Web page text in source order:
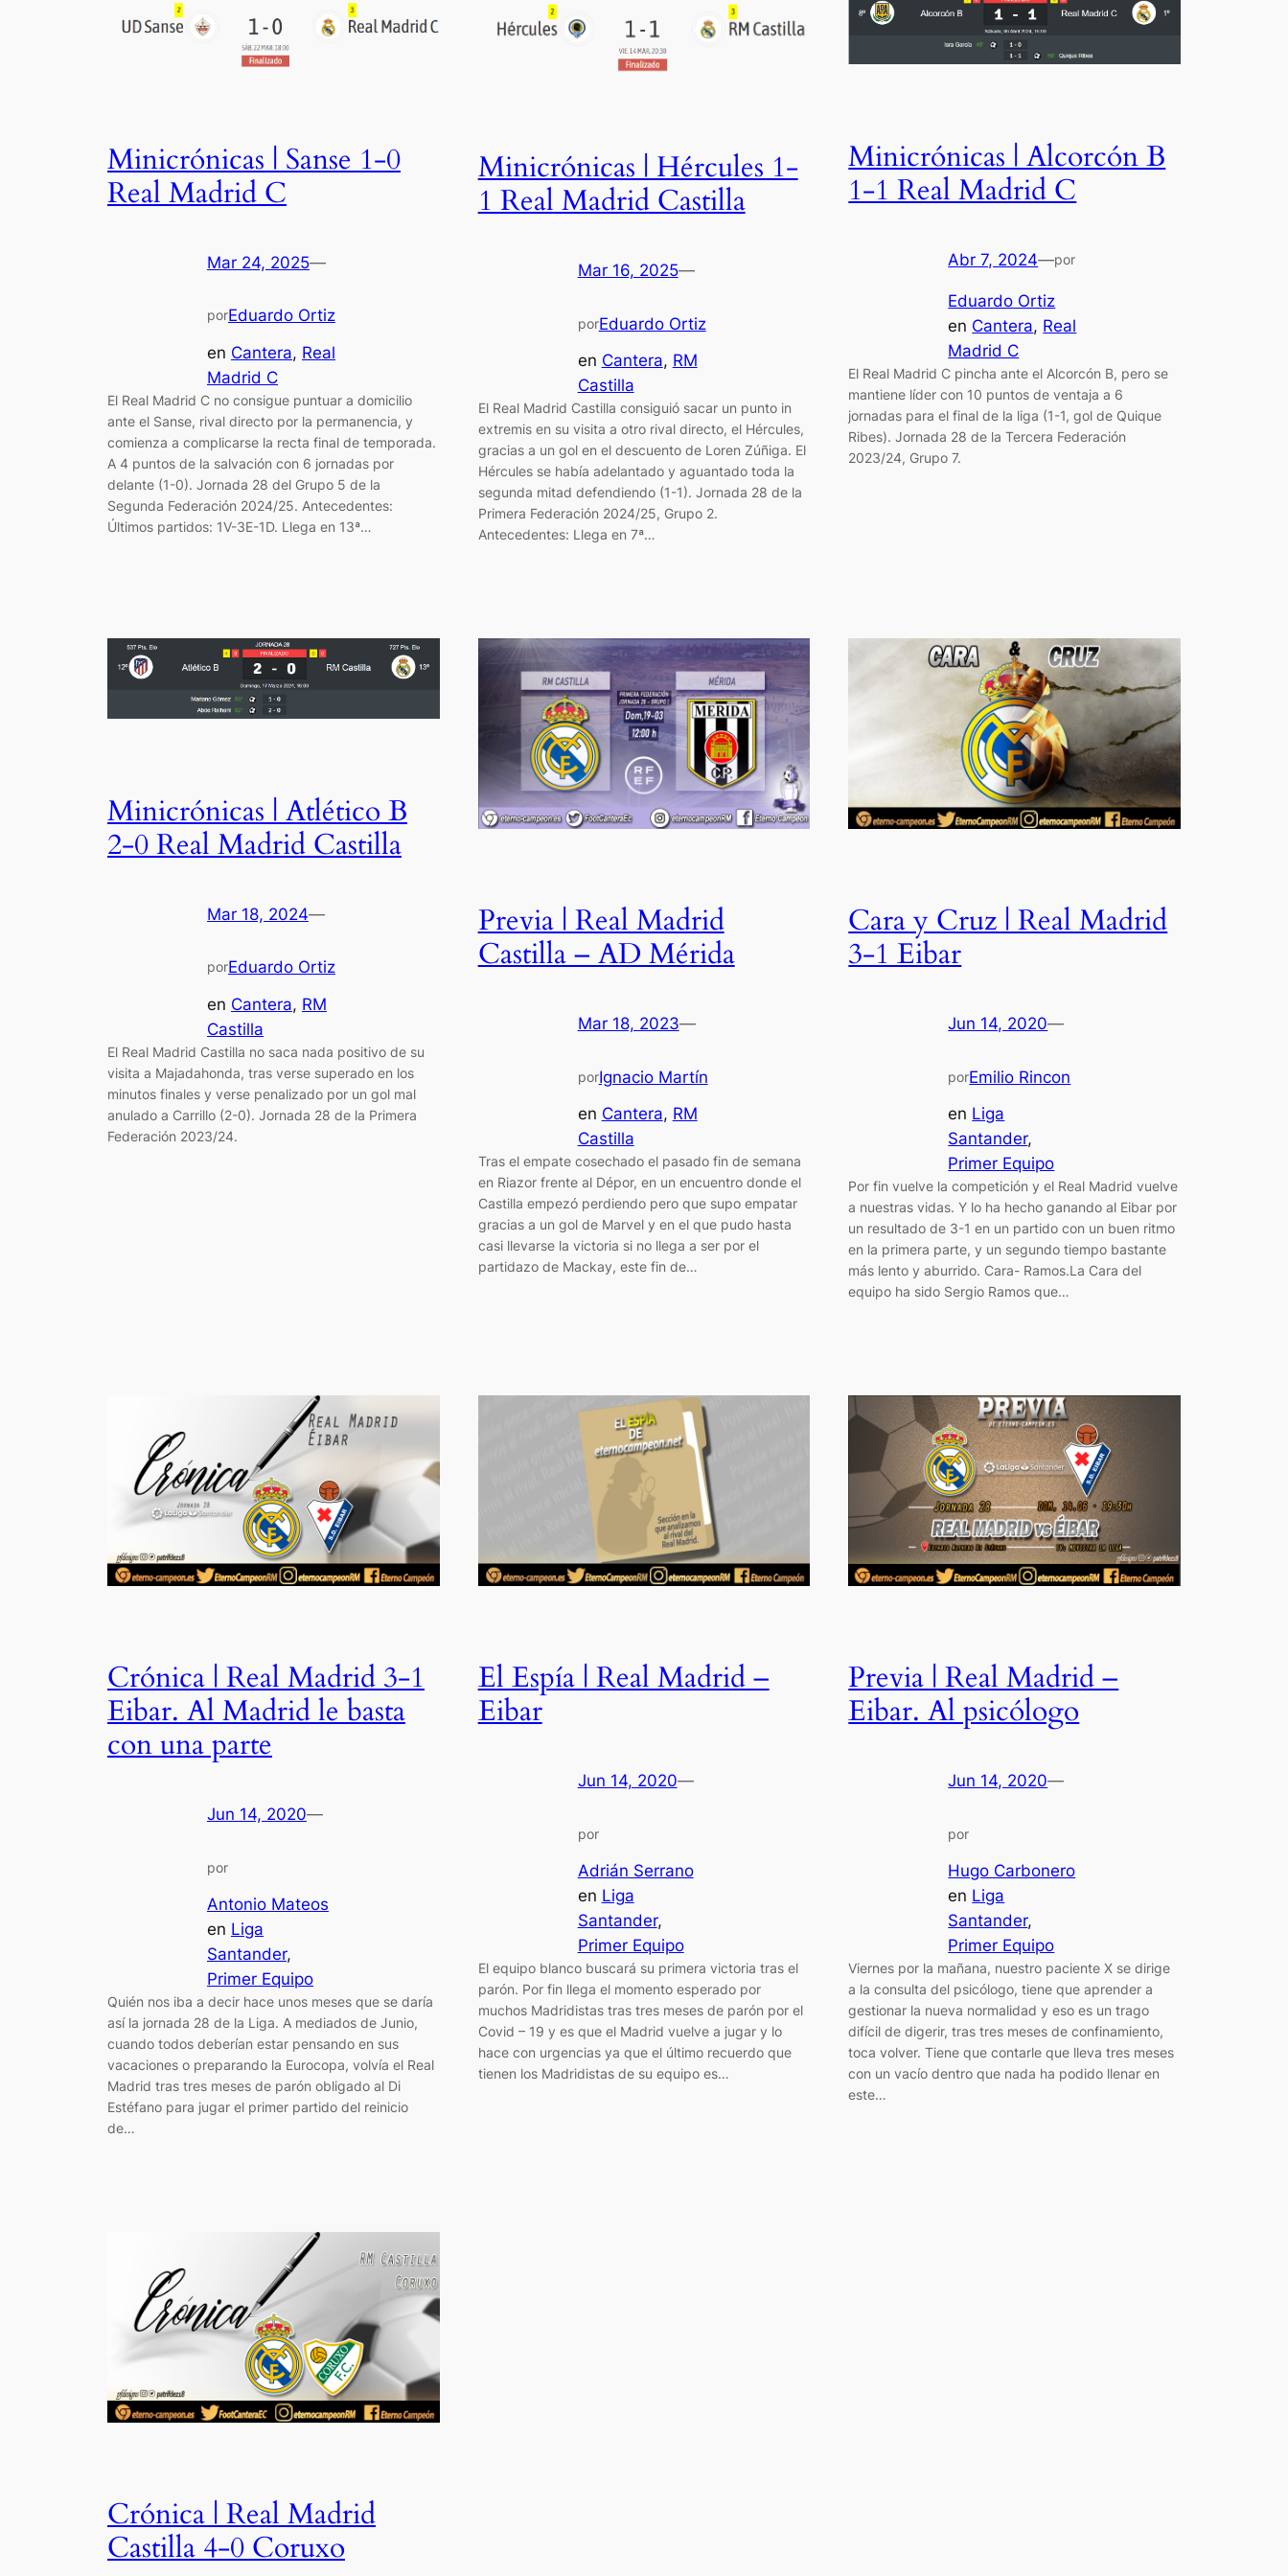
Minicrónicas | Sanse 1-0
Real Madrid C
Mar 24, 2025—
porEduardo Ortiz
en Cantera, Real
Madrid C
El Real Madrid C no consigue puntuar a domicilio
ante el Sanse, rival directo por la permanencia, y
comienza a complicarse la recta final de temporada.
A 4 puntos de la salvación con 6 jornadas por
delante (1-0). Jornada 28 del Grupo 5 de la
Segunda Federación 2024/25. Antecedentes:
Últimos partidos: 1V-3E-1D. Llega en 13ª…
Minicrónicas | Hércules 1-
1 Real Madrid Castilla
Mar 16, 2025—
porEduardo Ortiz
en Cantera, RM
Castilla
El Real Madrid Castilla consiguió sacar un punto in
extremis en su visita a otro rival directo, el Hércules,
gracias a un gol en el descuento de Loren Zúñiga. El
Hércules se había adelantado y aguantado toda la
segunda mitad defendiendo (1-1). Jornada 28 de la
Primera Federación 2024/25, Grupo 2.
Antecedentes: Llega en 7ª…
Minicrónicas | Alcorcón B
1-1 Real Madrid C
Abr 7, 2024—por
Eduardo Ortiz
en Cantera, Real
Madrid C
El Real Madrid C pincha ante el Alcorcón B, pero se
mantiene líder con 10 puntos de ventaja a 6
jornadas para el final de la liga (1-1, gol de Quique
Ribes). Jornada 28 de la Tercera Federación
2023/24, Grupo 7.
Minicrónicas | Atlético B
2-0 Real Madrid Castilla
Mar 18, 2024—
porEduardo Ortiz
en Cantera, RM
Castilla
El Real Madrid Castilla no saca nada positivo de su
visita a Majadahonda, tras verse superado en los
minutos finales y verse penalizado por un gol mal
anulado a Carrillo (2-0). Jornada 28 de la Primera
Federación 2023/24.
Previa | Real Madrid
Castilla – AD Mérida
Mar 18, 2023—
porIgnacio Martín
en Cantera, RM
Castilla
Tras el empate cosechado el pasado fin de semana
en Riazor frente al Dépor, en un encuentro donde el
Castilla empezó perdiendo pero que supo empatar
gracias a un gol de Marvel y en el que pudo hasta
casi llevarse la victoria si no llega a ser por el
partidazo de Mackay, este fin de…
Cara y Cruz | Real Madrid
3-1 Eibar
Jun 14, 2020—
porEmilio Rincon
en Liga
Santander
Primer Equipo
Por fin vuelve la competición y el Real Madrid vuelve
a nuestras vidas. Y lo ha hecho ganando al Eibar por
un resultado de 3-1 en un partido con un buen ritmo
en la primera parte, y un segundo tiempo bastante
más lento y aburrido. Cara- Ramos.La Cara del
equipo ha sido Sergio Ramos que…
Crónica | Real Madrid 3-1
Eibar. Al Madrid le basta
con una parte
Jun 14, 2020—
por
Antonio Mateos
en Liga
Santander
Primer Equipo
Quién nos iba a decir hace unos meses que se daría
así la jornada 28 de la Liga. A mediados de Junio,
cuando todos deberían estar pensando en sus
vacaciones o preparando la Eurocopa, volvía el Real
Madrid tras tres meses de parón obligado al Di
Estéfano para jugar el primer partido del reinicio
de…
El Espía | Real Madrid –
Eibar
Jun 14, 2020—
por
Adrián Serrano
en Liga
Santander
Primer Equipo
El equipo blanco buscará su primera victoria tras el
parón. Por fin llega el momento esperado por
muchos Madridistas tras tres meses de parón por el
Covid – 19 y es que el Madrid vuelve a jugar y lo
hace con urgencias ya que el último recuerdo que
tienen los Madridistas de su equipo es…
Previa | Real Madrid –
Eibar. Al psicólogo
Jun 14, 2020—
por
Hugo Carbonero
en Liga
Santander
Primer Equipo
Viernes por la mañana, nuestro paciente X se dirige
a la consulta del psicólogo, tiene que aprender a
gestionar la nueva normalidad y eso es un trago
difícil de digerir, tras tres meses de confinamiento,
toca volver. Tiene que contarle que lleva tres meses
con un vacío dentro que nada ha podido llenar en
este…
Crónica | Real Madrid
Castilla 4-0 Coruxo